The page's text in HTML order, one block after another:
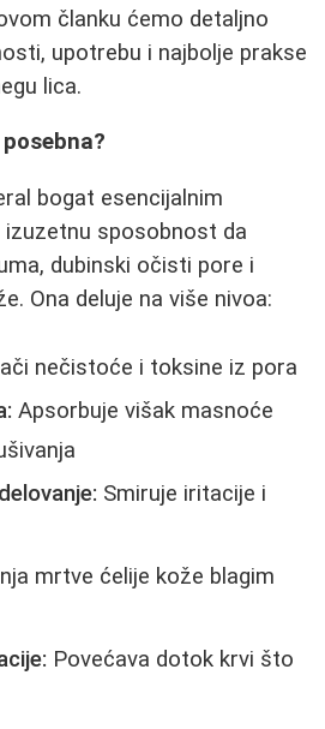
članku ćemo detaljno
upotrebu i najbolje prakse
lica.
bogat esencijalnim
sposobnost da
dubinski očisti pore i
Ona deluje na više nivoa:
nečistoće i toksine iz pora
Apsorbuje višak masnoće
Smiruje iritacije i
mrtve ćelije kože blagim
Povećava dotok krvi što